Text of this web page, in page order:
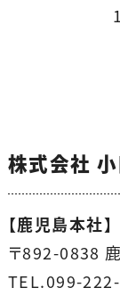
株式会社
【鹿児島本社】
〒892-0838
TEL.099-222-